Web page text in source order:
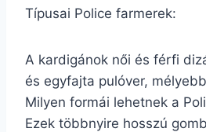
Típusai Police farmerek:
A kardigánok női és férfi
és egyfajta pulóver,
Milyen formái lehetnek a
Ezek többnyire hosszú